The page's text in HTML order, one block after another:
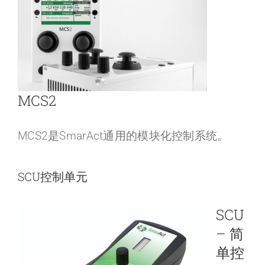
MCS2
MCS2是SmarAct通用的模块化控制系统。
SCU控制单元
SCU
– 简
单控